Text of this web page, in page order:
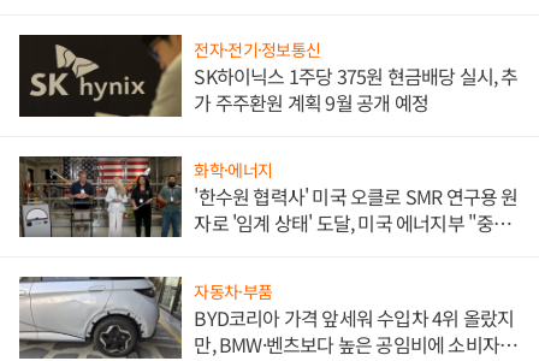
전자·전기·정보통신
SK하이닉스 1주당 375원 현금배당 실시, 추
가 주주환원 계획 9월 공개 예정
화학·에너지
'한수원 협력사' 미국 오클로 SMR 연구용 원
자로 '임계 상태' 도달, 미국 에너지부 "중요
자동차·부품
BYD코리아 가격 앞세워 수입차 4위 올랐지
만, BMW·벤츠보다 높은 공임비에 소비자